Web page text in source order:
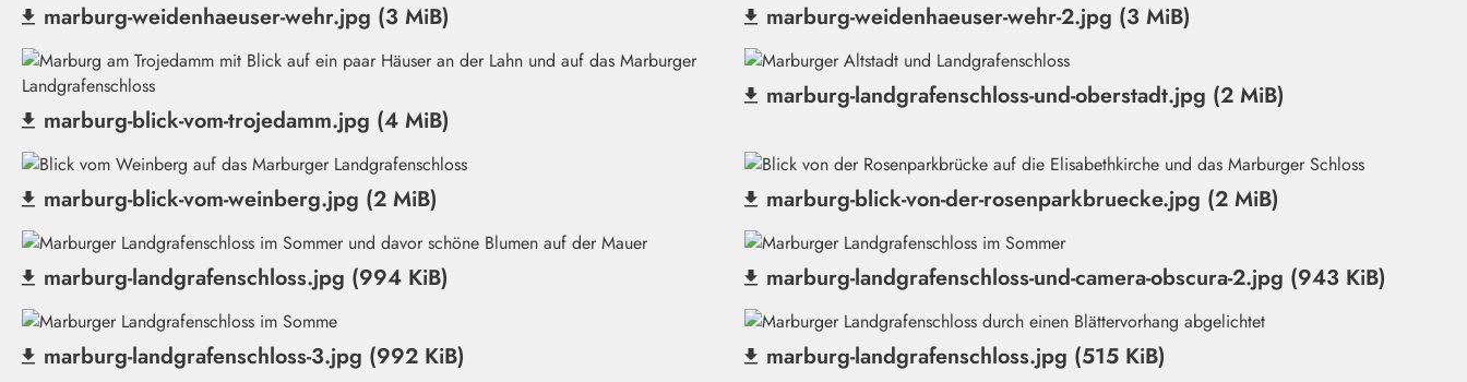
marburg-weidenhaeuser-wehr.jpg (3 MiB)
(Datei herunterladen) marburg-weidenhaeuser-wehr-2.jpg (3 MiB)
(Datei herunterladen)
marburg-blick-vom-trojedamm.jpg (4 MiB)
(Datei herunterladen)
marburg-landgrafenschloss-und-oberstadt.jpg (2 MiB)
(Datei herunterladen)
marburg-blick-vom-weinberg.jpg (2 MiB)
(Datei herunterladen) marburg-blick-von-der-rosenparkbruecke.jpg (2 MiB)
(Datei herunterladen)
marburg-landgrafenschloss.jpg (994 KiB)
(Datei herunterladen) marburg-landgrafenschloss-und-camera-obscura-2.jpg (943 KiB)
(Datei herunterladen)
marburg-landgrafenschloss-3.jpg (992 KiB)
(Datei herunterladen) marburg-landgrafenschloss.jpg (515 KiB)
(Datei herunterladen)